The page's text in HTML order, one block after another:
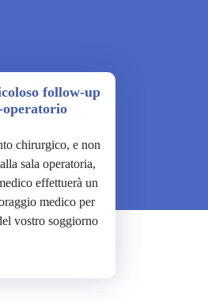
follow-up
operatorio
chirurgico, e non
sala operatoria,
effettuerà un
medico per
vostro soggiorno